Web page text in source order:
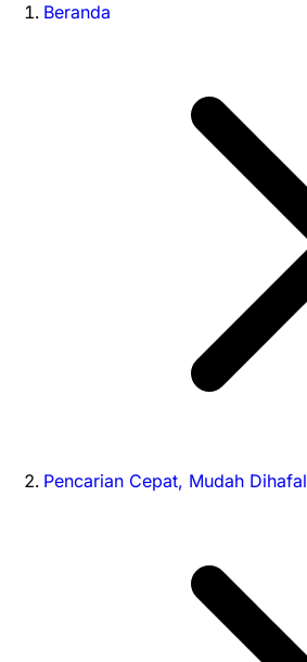
Beranda
Pencarian Cepat, Mudah Dihafal